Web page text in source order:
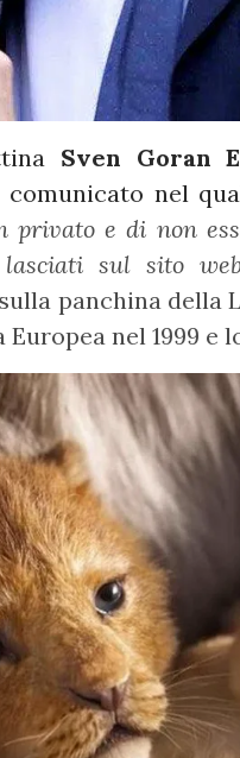
Sven Goran
nel
privato e di non
sul sito web
panchina
nel 1999 e